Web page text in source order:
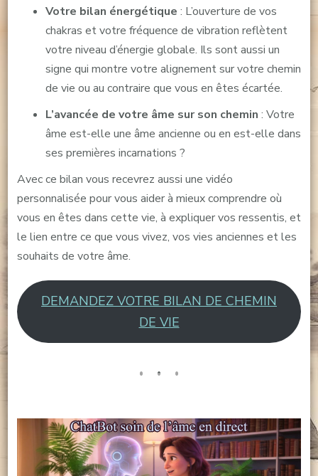
Votre bilan énergétique : L’ouverture de vos
chakras et votre fréquence de vibration reflètent
votre niveau d’énergie globale. Ils sont aussi un
signe qui montre votre alignement sur votre chemin
de vie ou au contraire que vous en êtes écartée.
L’avancée de votre âme sur son chemin : Votre
âme est-elle une âme ancienne ou en est-elle dans
ses premières incarnations ?
Avec ce bilan vous recevrez aussi une vidéo
personnalisée pour vous aider à mieux comprendre où
vous en êtes dans cette vie, à expliquer vos ressentis, et
le lien entre ce que vous vivez, vos vies anciennes et les
souhaits de votre âme.
DEMANDEZ VOTRE BILAN DE CHEMIN
DE VIE